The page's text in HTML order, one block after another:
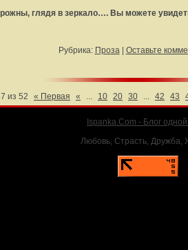
глядя в зеркало…. Вы можете
Рубрика: Проза| Оставьте
из 52 « Первая « ... 10 20 30 ... 42 43
Ispanka.Com - Блог
Любовь, Страсть, Дружба,